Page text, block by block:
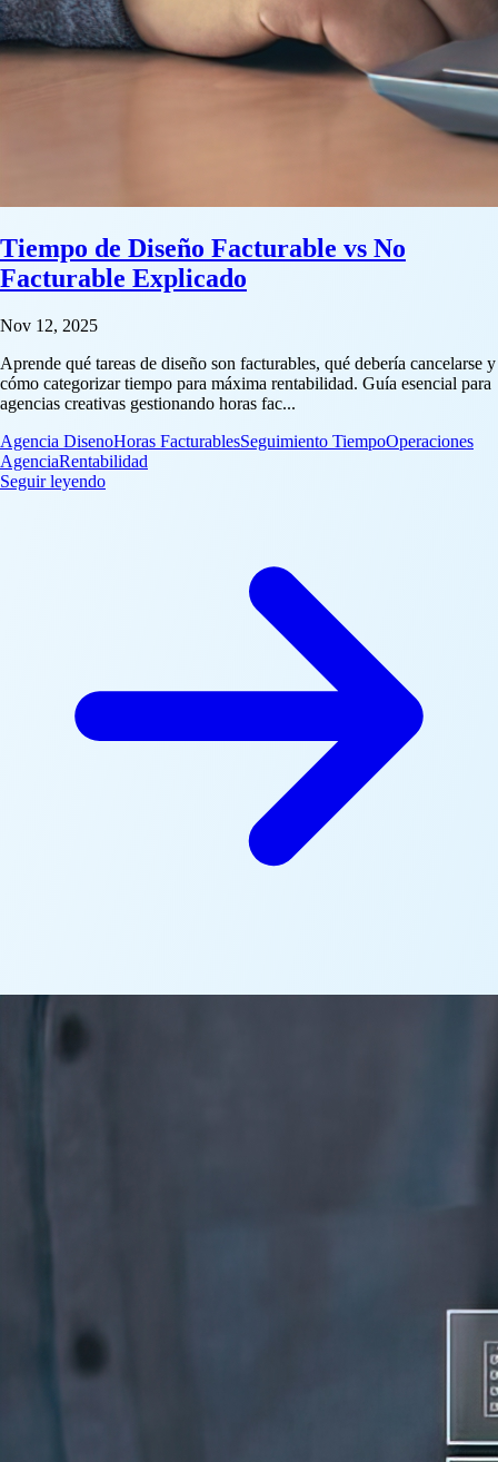
Tiempo de Diseño Facturable vs No
Facturable Explicado
Nov 12, 2025
Aprende qué tareas de diseño son facturables, qué debería cancelarse y
cómo categorizar tiempo para máxima rentabilidad. Guía esencial para
agencias creativas gestionando horas fac...
Agencia DisenoHoras FacturablesSeguimiento TiempoOperaciones
AgenciaRentabilidad
Seguir leyendo: Tiempo de Diseño Facturable vs No Facturable